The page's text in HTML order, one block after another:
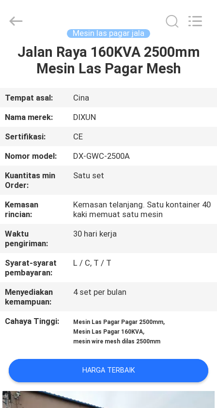
RUMAH
PERTUNJUKAN
VR
TENTANG
KAMI
TUR
KONTROL
KUALITAS
HUBUNGI
KAMI
PENAWARAN
SITEMAP
Mesh
Products
Reserved.
Mesin las pagar jala
Jalan Raya 160KVA 2500mm
Mesin Las Pagar Mesh
Tempat asal:
Cina
Nama merek:
DIXUN
Sertifikasi:
CE
Nomor model:
DX-GWC-2500A
Kuantitas min
Order:
Satu set
Kemasan
rincian:
Kemasan telanjang. Satu kontainer 40
kaki memuat satu mesin
Waktu
pengiriman:
30 hari kerja
Syarat-syarat
pembayaran:
L / C, T / T
Menyediakan
kemampuan:
4 set per bulan
Cahaya Tinggi: Mesin Las Pagar Pagar 2500mm,
Mesin Las Pagar 160KVA,
mesin wire mesh dilas 2500mm
HARGA TERBAIK